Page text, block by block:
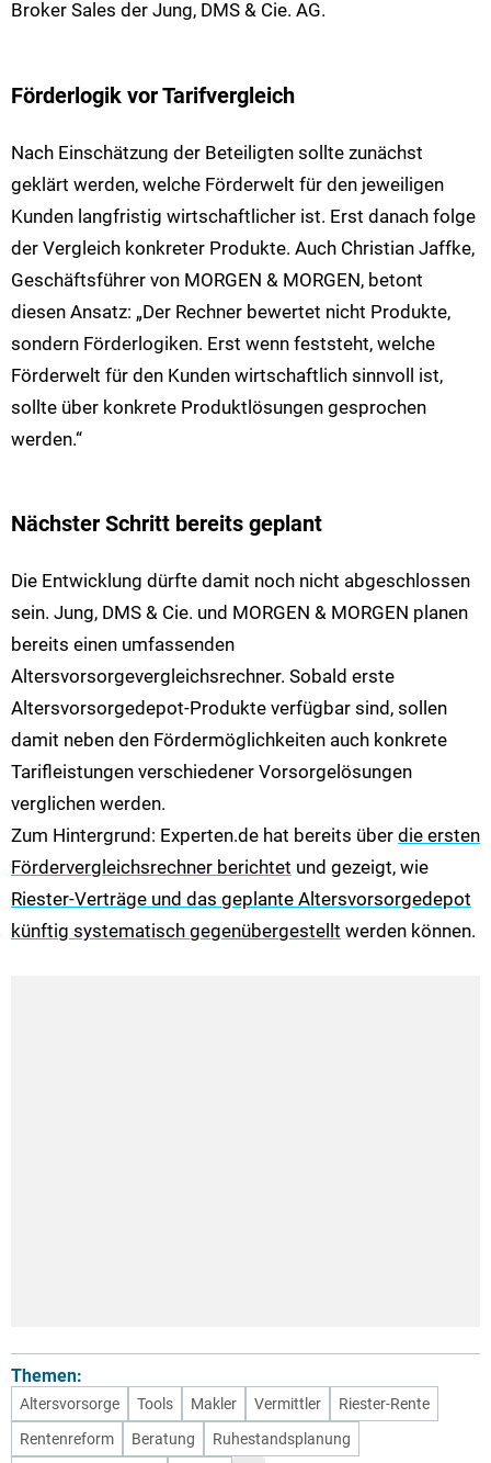
Broker Sales der Jung, DMS & Cie. AG.
Förderlogik vor Tarifvergleich
Nach Einschätzung der Beteiligten sollte zunächst
geklärt werden, welche Förderwelt für den jeweiligen
Kunden langfristig wirtschaftlicher ist. Erst danach folge
der Vergleich konkreter Produkte. Auch Christian Jaffke,
Geschäftsführer von MORGEN & MORGEN, betont
diesen Ansatz: „Der Rechner bewertet nicht Produkte,
sondern Förderlogiken. Erst wenn feststeht, welche
Förderwelt für den Kunden wirtschaftlich sinnvoll ist,
sollte über konkrete Produktlösungen gesprochen
werden.“
Nächster Schritt bereits geplant
Die Entwicklung dürfte damit noch nicht abgeschlossen
sein. Jung, DMS & Cie. und MORGEN & MORGEN planen
bereits einen umfassenden
Altersvorsorgevergleichsrechner. Sobald erste
Altersvorsorgedepot-Produkte verfügbar sind, sollen
damit neben den Fördermöglichkeiten auch konkrete
Tarifleistungen verschiedener Vorsorgelösungen
verglichen werden.
Zum Hintergrund: Experten.de hat bereits über die ersten
Fördervergleichsrechner berichtet und gezeigt, wie
Riester-Verträge und das geplante Altersvorsorgedepot
künftig systematisch gegenübergestellt werden können.
Themen:
Altersvorsorge Tools Makler Vermittler
Riester-Rente
Rentenreform
Beratung
Ruhestandsplanung